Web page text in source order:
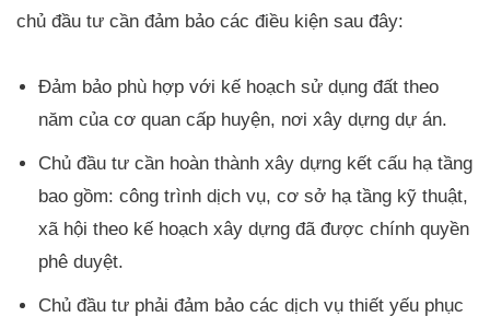
chủ đầu tư cần đảm bảo các điều kiện sau đây:
Đảm bảo phù hợp với kế hoạch sử dụng đất theo
năm của cơ quan cấp huyện, nơi xây dựng dự án.
Chủ đầu tư cần hoàn thành xây dựng kết cấu hạ tầng
bao gồm: công trình dịch vụ, cơ sở hạ tầng kỹ thuật,
xã hội theo kế hoạch xây dựng đã được chính quyền
phê duyệt.
Chủ đầu tư phải đảm bảo các dịch vụ thiết yếu phục